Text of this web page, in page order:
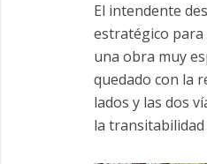
El intendente
estratégico para
una obra muy
quedado con la
lados y las dos
la transitabilidad